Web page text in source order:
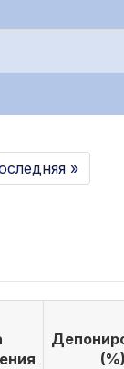
»
(%)